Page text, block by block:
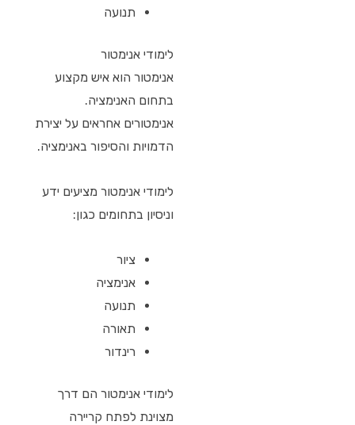
תנועה
לימודי אנימטור
אנימטור הוא איש מקצוע
בתחום האנימציה.
אנימטורים אחראים על יצירת
הדמויות והסיפור באנימציה.
לימודי אנימטור מציעים ידע
וניסיון בתחומים כגון:
ציור
אנימציה
תנועה
תאורה
רינדור
לימודי אנימטור הם דרך
מצוינת לפתח קריירה